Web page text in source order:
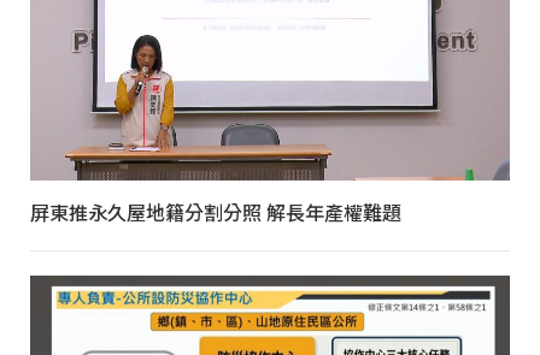
屏東推永久屋地籍分割分照 解長年產權難題